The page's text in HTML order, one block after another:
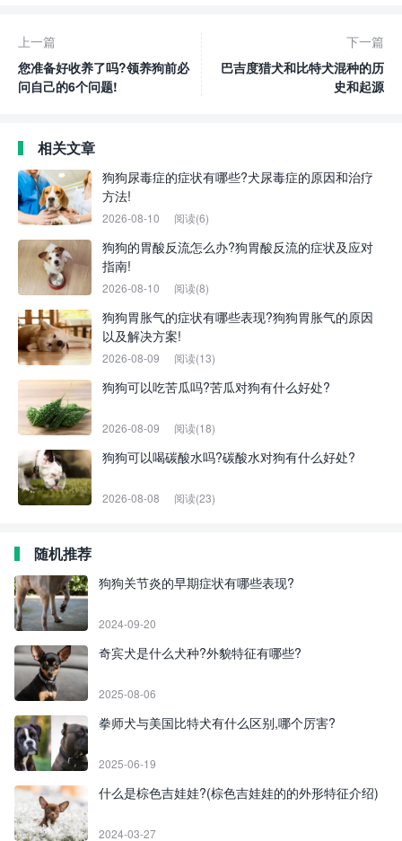
上一篇
您准备好收养了吗?领养狗前必
问自己的6个问题!
下一篇
巴吉度猎犬和比特犬混种的历
史和起源
相关文章
狗狗尿毒症的症状有哪些?犬尿毒症的原因和治疗
方法!
2026-08-10 阅读(6)
狗狗的胃酸反流怎么办?狗胃酸反流的症状及应对
指南!
2026-08-10 阅读(8)
狗狗胃胀气的症状有哪些表现?狗狗胃胀气的原因
以及解决方案!
2026-08-09 阅读(13)
狗狗可以吃苦瓜吗?苦瓜对狗有什么好处?
2026-08-09 阅读(18)
狗狗可以喝碳酸水吗?碳酸水对狗有什么好处?
2026-08-08 阅读(23)
随机推荐
狗狗关节炎的早期症状有哪些表现?
2024-09-20
奇宾犬是什么犬种?外貌特征有哪些?
2025-08-06
拳师犬与美国比特犬有什么区别,哪个厉害?
2025-06-19
什么是棕色吉娃娃?(棕色吉娃娃的的外形特征介绍)
2024-03-27